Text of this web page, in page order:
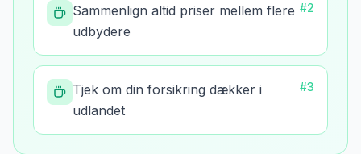
Sammenlign altid priser mellem flere
udbydere
#2
Tjek om din forsikring dækker i
udlandet
#3